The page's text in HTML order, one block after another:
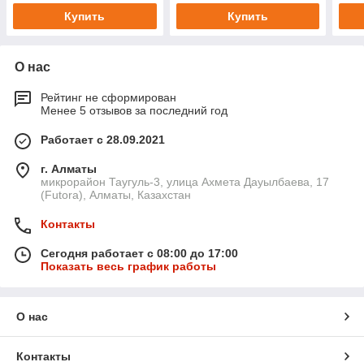
Купить Купить
О нас
Рейтинг не сформирован
Менее 5 отзывов за последний год
Работает с 28.09.2021
г. Алматы
микрорайон Таугуль-3, улица Ахмета Дауылбаева, 17
(Futora), Алматы, Казахстан
Контакты
Сегодня работает с 08:00 до 17:00
Показать весь график работы
О нас
Контакты